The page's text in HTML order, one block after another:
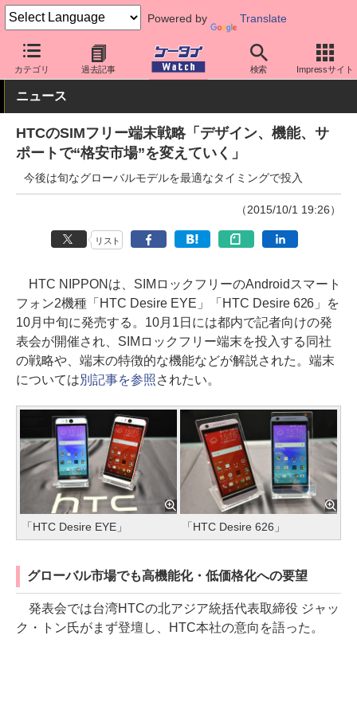
Powered by Translate
カテゴリ 過去記事 検索 Impressサイト
ケータイ Watch 格安スマホ/格安SIM 格安スマホ/SIMフリースマ
ニュース
HTCのSIMフリー端末戦略「デザイン、機能、サ
ポートで“格安市場”を変えていく」
今後は旬なグローバルモデルを最適なタイミングで投入
（2015/10/1 19:26）
リスト
HTC NIPPONは、SIMロックフリーのAndroidスマート
フォン2機種「HTC Desire EYE」「HTC Desire 626」を
10月中旬に発売する。10月1日には都内で記者向けの発
表会が開催され、SIMロックフリー端末を投入する同社
の戦略や、端末の特徴的な機能などが解説された。端末
については別記事を参照 されたい。
「HTC Desire EYE」 「HTC Desire 626」
グローバル市場でも高機能化・低価格化への要望
発表会では台湾HTCの北アジア統括代表取締役 ジャッ
ク・トン氏がまず登壇し、HTC本社の意向を語った。